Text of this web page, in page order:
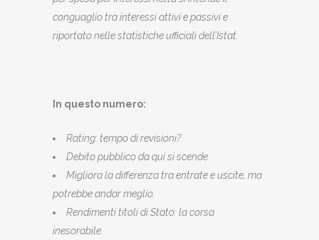
conguaglio tra interessi attivi e passivi e
riportato nelle statistiche ufficiali dell’Istat.
In questo numero:
Rating: tempo di revisioni?
Debito pubblico da qui si scende.
Migliora la differenza tra entrate e uscite, ma
potrebbe andar meglio.
Rendimenti titoli di Stato: la corsa
inesorabile.